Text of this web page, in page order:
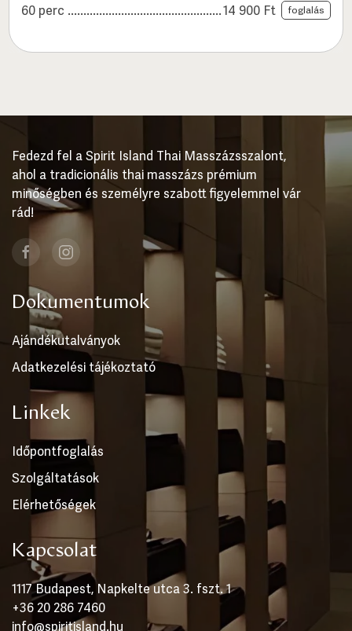
60 perc 14 900 Ft foglalás
Fedezd fel a Spirit Island Thai Masszázsszalont,
ahol a tradicionális thai masszázs prémium
minőségben és személyre szabott figyelemmel vár
rád!
Dokumentumok
Ajándékutalványok
Adatkezelési tájékoztató
Linkek
Időpontfoglalás
Szolgáltatások
Elérhetőségek
Kapcsolat
1117 Budapest, Napkelte utca 3. fszt. 1
+36 20 286 7460
info@spiritisland.hu